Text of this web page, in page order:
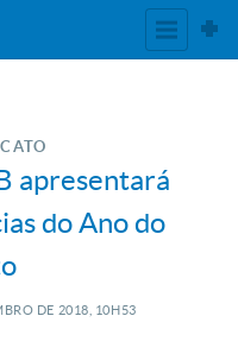
apresentará
do Ano do
DE 2018, 10H53